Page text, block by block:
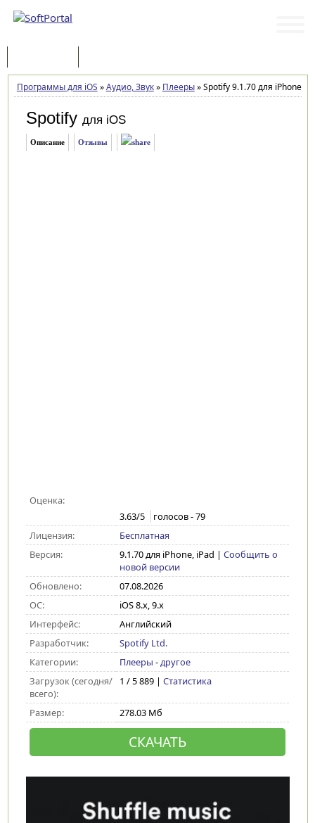
Программы для iOS »Аудио, Звук» Плееры»Spotify 9.1.70 для iPhone,
Spotify для iOS
Описание Отзывы
Оценка:
3.63/5 голосов -79
Лицензия:
Бесплатная
Версия:
9.1.70 для iPhone, iPad | Сообщить о
новой версии
Обновлено:
07.08.2026
ОС:
iOS 8.x, 9.x
Интерфейс:
Английский
Разработчик:
Spotify Ltd.
Категории:
Плееры -другое
Загрузок (сегодня/
всего):
1 / 5 889 | Статистика
Размер: 278.03 Мб
СКАЧАТЬ